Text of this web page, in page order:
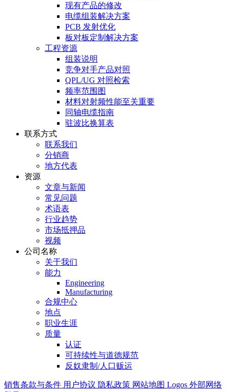
现有产品的修改
电缆组装解决方案
PCB 发射优化
板对板定制解决方案
工程资源
组装说明
竞争对手产品对照
QPL/UG 对照检索
频率范围图
材料对射频性能至关重要
同轴电缆指南
驻波比换算表
联系方式
联系我们
分销商
地方代表
资源
文章与新闻
常见问题
术语表
行业趋势
市场抵押品
视频
公司名称
关于我们
能力
Engineering
Manufacturing
合规中心
地点
职业生涯
质量
认证
可持续性与道德规范
反奴隶制/人口贩运
销售条款与条件 用户协议 隐私政策 网站地图 Logos 外部网络